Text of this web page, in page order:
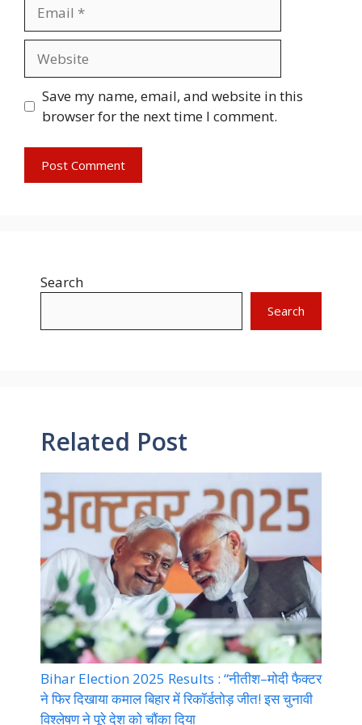
Save my name, email, and website in this
browser for the next time I comment.
Search
Search
Related Post
Bihar Election 2025 Results : “नीतीश–मोदी फैक्टर
ने फिर दिखाया कमाल बिहार में रिकॉर्डतोड़ जीत! इस चुनावी
विश्लेषण ने पूरे देश को चौंका दिया